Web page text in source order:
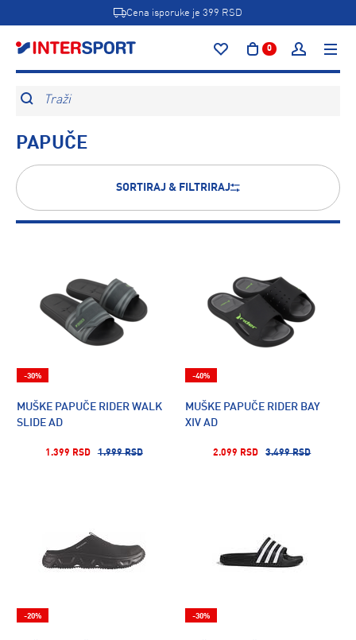
Cena isporuke je 399 RSD
0
Traži
PAPUČE
SORTIRAJ & FILTRIRAJ
MUŠKE PAPUČE RIDER WALK
SLIDE AD
1.399 RSD 1.999 RSD
-30%
MUŠKE PAPUČE RIDER BAY
XIV AD
2.099 RSD 3.499 RSD
-40%
-20% -30%